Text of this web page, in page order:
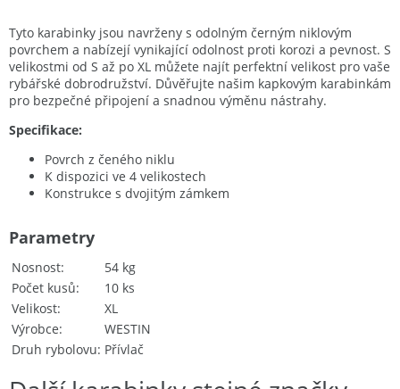
Tyto karabinky jsou navrženy s odolným černým niklovým
povrchem a nabízejí vynikající odolnost proti korozi a pevnost. S
velikostmi od S až po XL můžete najít perfektní velikost pro vaše
rybářské dobrodružství. Důvěřujte našim kapkovým karabinkám
pro bezpečné připojení a snadnou výměnu nástrahy.
Specifikace:
Povrch z čeného niklu
K dispozici ve 4 velikostech
Konstrukce s dvojitým zámkem
Nosnost
54 kg
Počet kusů
10 ks
Velikost
XL
Výrobce
WESTIN
Druh rybolovu Přívlač
Parametry